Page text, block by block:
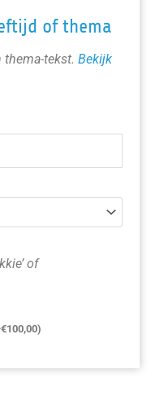
of thema
thema-tekst. Bekijk
of
€100,00)